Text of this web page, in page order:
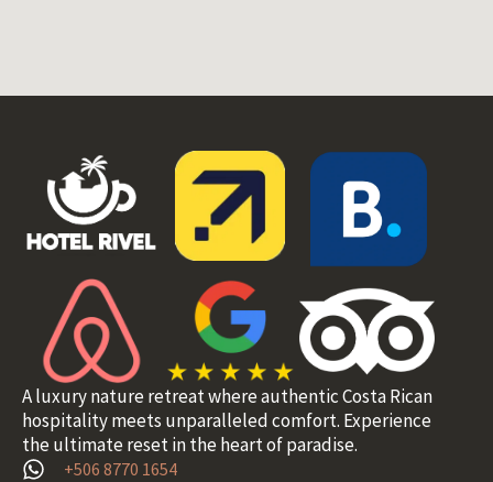
A luxury nature retreat where authentic Costa Rican
hospitality meets unparalleled comfort. Experience
the ultimate reset in the heart of paradise.
+506 8770 1654